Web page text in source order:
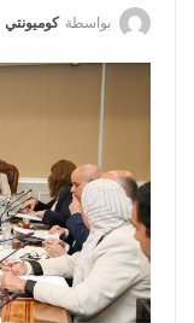
بواسطة كوميونتي